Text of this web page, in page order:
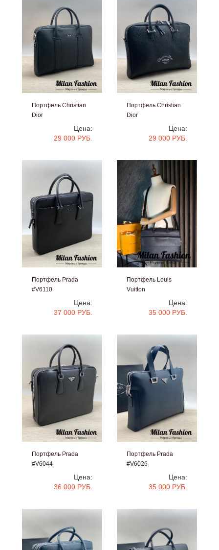
Портфель Christian
Dior
Цена:
29 000 РУБ.
Портфель Christian
Dior
Цена:
29 000 РУБ.
Портфель Prada
#V6110
Цена:
37 000 РУБ.
Портфель Louis
Vuitton
Цена:
35 000 РУБ.
Портфель Prada
#V6044
Цена:
36 000 РУБ.
Портфель Prada
#V6026
Цена:
35 000 РУБ.